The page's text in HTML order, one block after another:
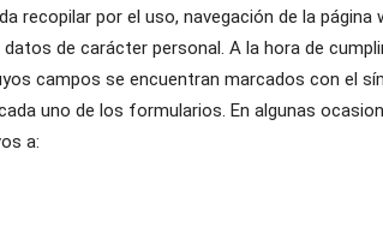
recopilar por el uso, navegación de la
de carácter personal. A la hora de
campos se encuentran marcados con el
uno de los formularios. En algunas
a: